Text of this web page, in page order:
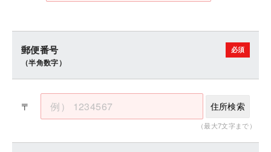
郵便番号
（半角数字）
〒
（最大7文字まで）
住所検索